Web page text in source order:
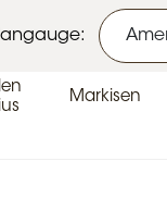
Markisen